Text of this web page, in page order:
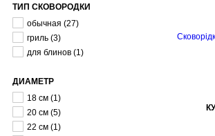
ТИП СКОВОРОДКИ
обычная (27)
гриль (3)
для блинов (1)
ДИАМЕТР
18 см (1)
20 см (5)
22 см (1)